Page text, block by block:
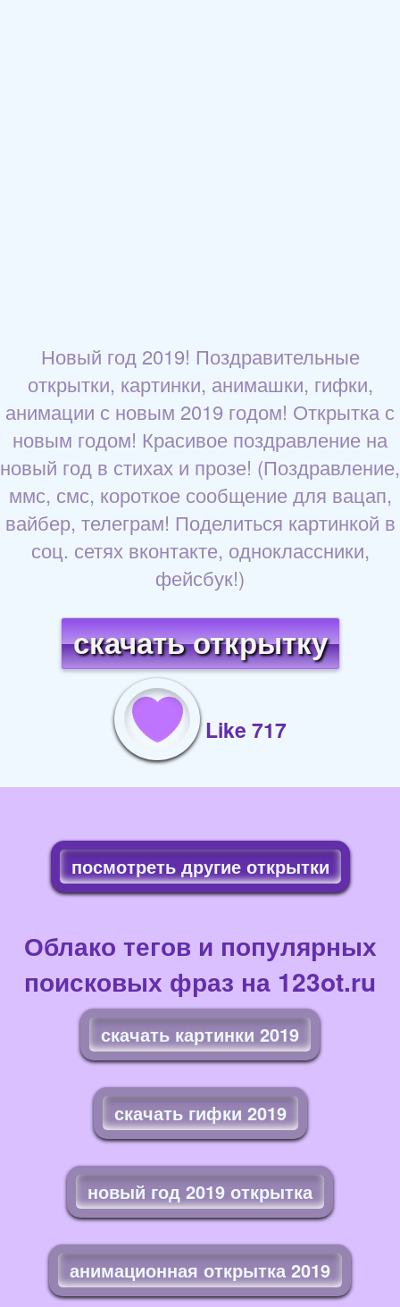
Новый год 2019! Поздравительные
открытки, картинки, анимашки, гифки,
анимации с новым 2019 годом! Открытка с
новым годом! Красивое поздравление на
новый год в стихах и прозе! (Поздравление,
ммс, смс, короткое сообщение для вацап,
вайбер, телеграм! Поделиться картинкой в
соц. сетях вконтакте, одноклассники,
фейсбук!)
скачать открытку
Like 717
посмотреть другие открытки
Облако тегов и популярных
поисковых фраз на 123ot.ru
скачать картинки 2019
скачать гифки 2019
новый год 2019 открытка
анимационная открытка 2019